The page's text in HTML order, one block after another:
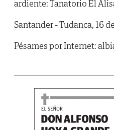
ardiente: Tanatorio El
Santander - Tudanca, 16
Pésames por Internet: